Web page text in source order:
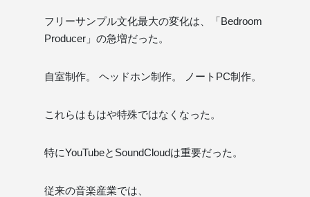
フリーサンプル文化最大の変化は、「Bedroom
Producer」の急増だった。
自室制作。 ヘッドホン制作。 ノートPC制作。
これらはもはや特殊ではなくなった。
特にYouTubeとSoundCloudは重要だった。
従来の音楽産業では、